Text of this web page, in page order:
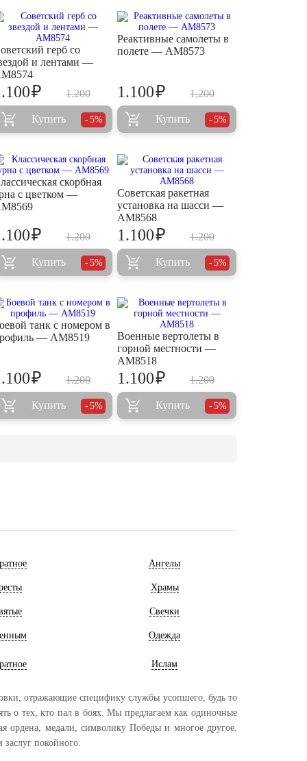
герб со
и лентами —
1.200
₽
Купить 5%
Реактивные самолеты в
полете — AM8573
1.200
1.100₽
Купить 5%
скорбная
с цветком —
1.200
₽
Купить 5%
Советская ракетная
установка на шасси —
AM8568
1.200
1.100₽
Купить 5%
танк с номером в
— AM8519
1.200
₽
Купить 5%
Военные вертолеты в
горной местности —
AM8518
1.200
1.100₽
Купить 5%
Ангелы
Храмы
Свечки
Одежда
Ислам
отражающие специфику службы усопшего, будь то
о тех, кто пал в боях. Мы предлагаем как одиночные
ордена, медали, символику Победы и многое другое.
покойного.